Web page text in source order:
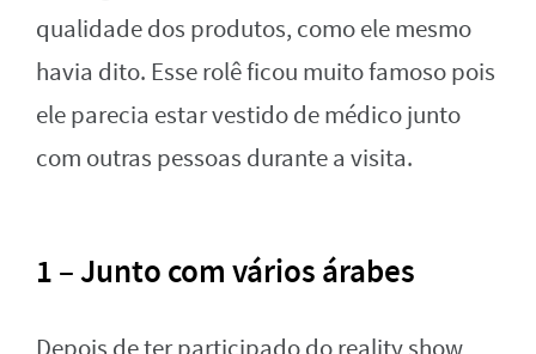
qualidade dos produtos, como ele mesmo
havia dito. Esse rolê ficou muito famoso pois
ele parecia estar vestido de médico junto
com outras pessoas durante a visita.
1 – Junto com vários árabes